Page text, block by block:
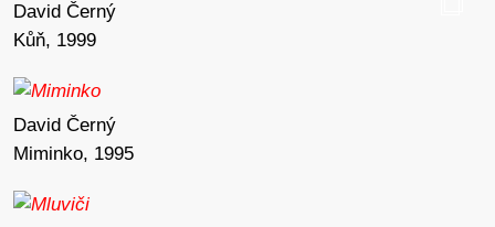
David Černý
Kůň, 1999
David Černý
Miminko, 1995